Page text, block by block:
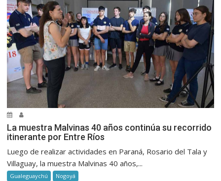
La muestra Malvinas 40 años continúa su recorrido
itinerante por Entre Ríos
Luego de realizar actividades en Paraná, Rosario del Tala y
Villaguay, la muestra Malvinas 40 años,...
Gualeguaychú Nogoyá